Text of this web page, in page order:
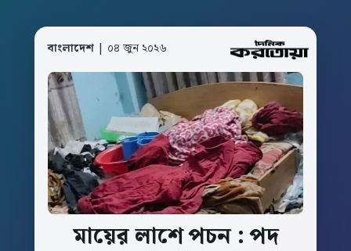
বাংলাদেশ | ০৪ জুন ২০২৬
মায়েরলাশেপচন :পদ